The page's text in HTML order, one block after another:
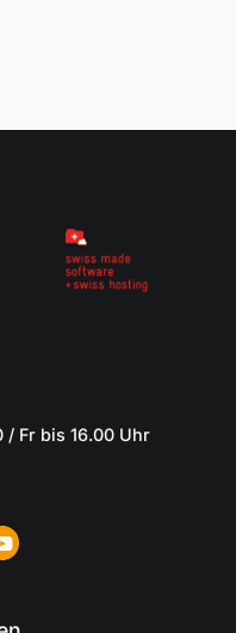
/ Fr bis 16.00 Uhr